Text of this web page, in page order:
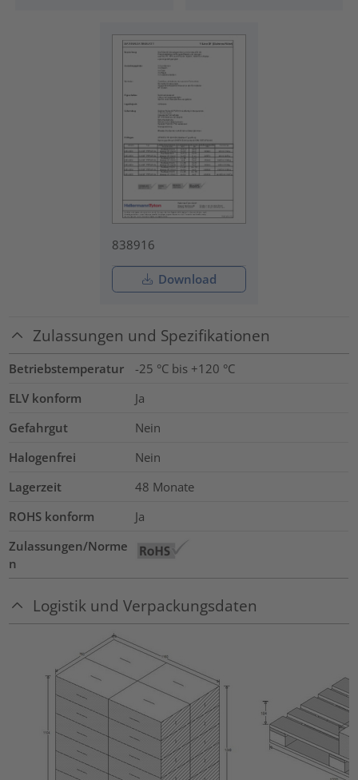
838916
Download
Zulassungen und Spezifikationen
Betriebstemperatur
-25 °C bis +120 °C
ELV konform
Ja
Gefahrgut
Nein
Halogenfrei
Nein
Lagerzeit
48 Monate
ROHS konform
Ja
Zulassungen/Norme
n
Logistik und Verpackungsdaten